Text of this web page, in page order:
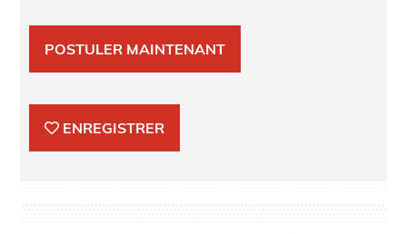
POSTULER MAINTENANT
ENREGISTRER